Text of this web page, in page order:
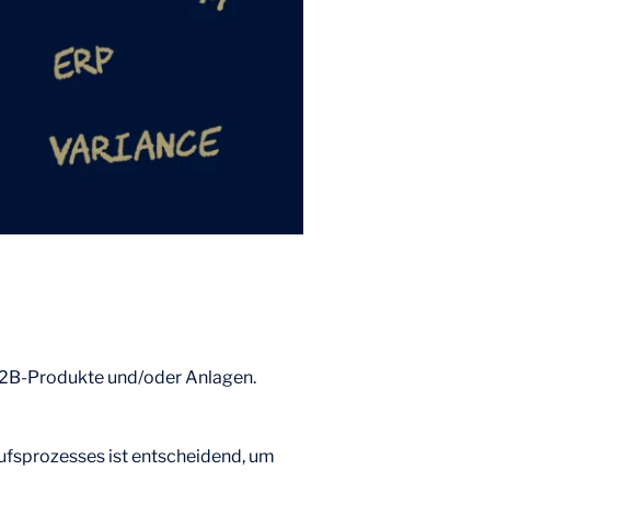
Produkte und/oder Anlagen.
ist entscheidend, um